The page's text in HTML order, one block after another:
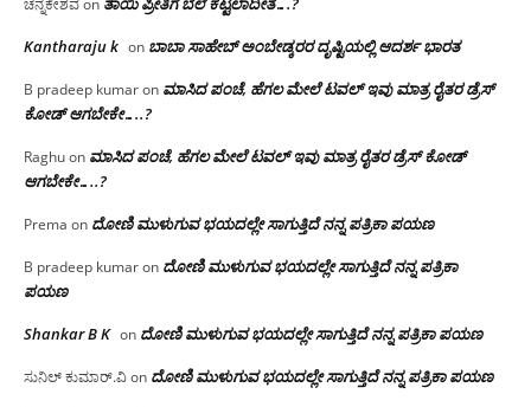
ಚನ್ನಕೇಶವon
Kantharaju k on ಬಾಬಾ ಸಾಹೇಬ್ ಅಂಬೇಡ್ಕರರ ದೃಷ್ಟಿಯಲ್ಲಿ ಆದರ್ಶ ಭಾರತ
B pradeep kumaron ಮಾಸಿದ ಪಂಚೆ, ಹೆಗಲ ಮೇಲೆ ಟವಲ್‌ ಇವು ಮಾತ್ರ ರೈತರ ಡ್ರೆಸ್‌
ಕೋಡ್ ಆಗಬೇಕೇ…..?‌
Raghuon ಮಾಸಿದ ಪಂಚೆ, ಹೆಗಲ ಮೇಲೆ ಟವಲ್‌ ಇವು ಮಾತ್ರ ರೈತರ ಡ್ರೆಸ್‌ ಕೋಡ್
ಆಗಬೇಕೇ…..?‌
Prema on ದೋಣಿ ಮುಳುಗುವ ಭಯದಲ್ಲೇ ಸಾಗುತ್ತಿದೆ ನನ್ನ ಪತ್ರಿಕಾ ಪಯಣ
B pradeep kumaron ದೋಣಿ ಮುಳುಗುವ ಭಯದಲ್ಲೇ ಸಾಗುತ್ತಿದೆ ನನ್ನ ಪತ್ರಿಕಾ
ಪಯಣ
Shankar B K on ದೋಣಿ ಮುಳುಗುವ ಭಯದಲ್ಲೇ ಸಾಗುತ್ತಿದೆ ನನ್ನ ಪತ್ರಿಕಾ ಪಯಣ
ಸುನಿಲ್ ಕುಮಾರ್.ವಿon ದೋಣಿ ಮುಳುಗುವ ಭಯದಲ್ಲೇ ಸಾಗುತ್ತಿದೆ ನನ್ನ ಪತ್ರಿಕಾ ಪಯಣ